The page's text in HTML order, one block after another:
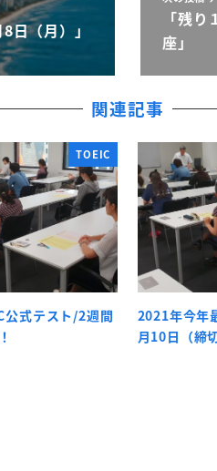
（月）」
「残
座」
関連記事
TOEIC
式テスト/2週間
2021年今年
月10日（締